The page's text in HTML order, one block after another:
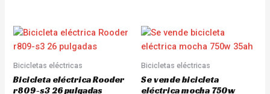
o
u
o
5
Bicicletas eléctricas
Bicicleta eléctrica Rooder
r809-s3 26 pulgadas
Bicicletas eléctricas
Se vende bicicleta
eléctrica mocha 750w